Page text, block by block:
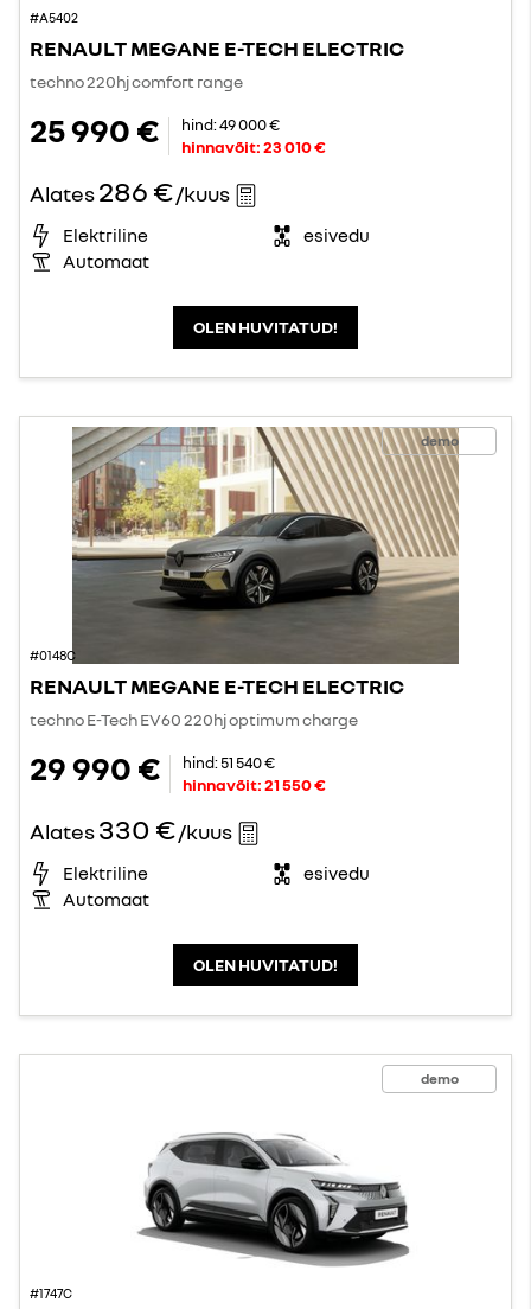
#A5402
RENAULT MEGANE E-TECH ELECTRIC
techno 220hj comfort range
25 990 € hind:49 000 €
hinnavõit:23 010 €
Alates286 €/kuus
Elektriline
esivedu
Automaat
OLEN HUVITATUD!
demo
#0148C
RENAULT MEGANE E-TECH ELECTRIC
techno E-Tech EV60 220hj optimum charge
29 990 € hind:51 540 €
hinnavõit:21 550 €
Alates330 €/kuus
Elektriline
esivedu
Automaat
OLEN HUVITATUD!
demo
#1747C